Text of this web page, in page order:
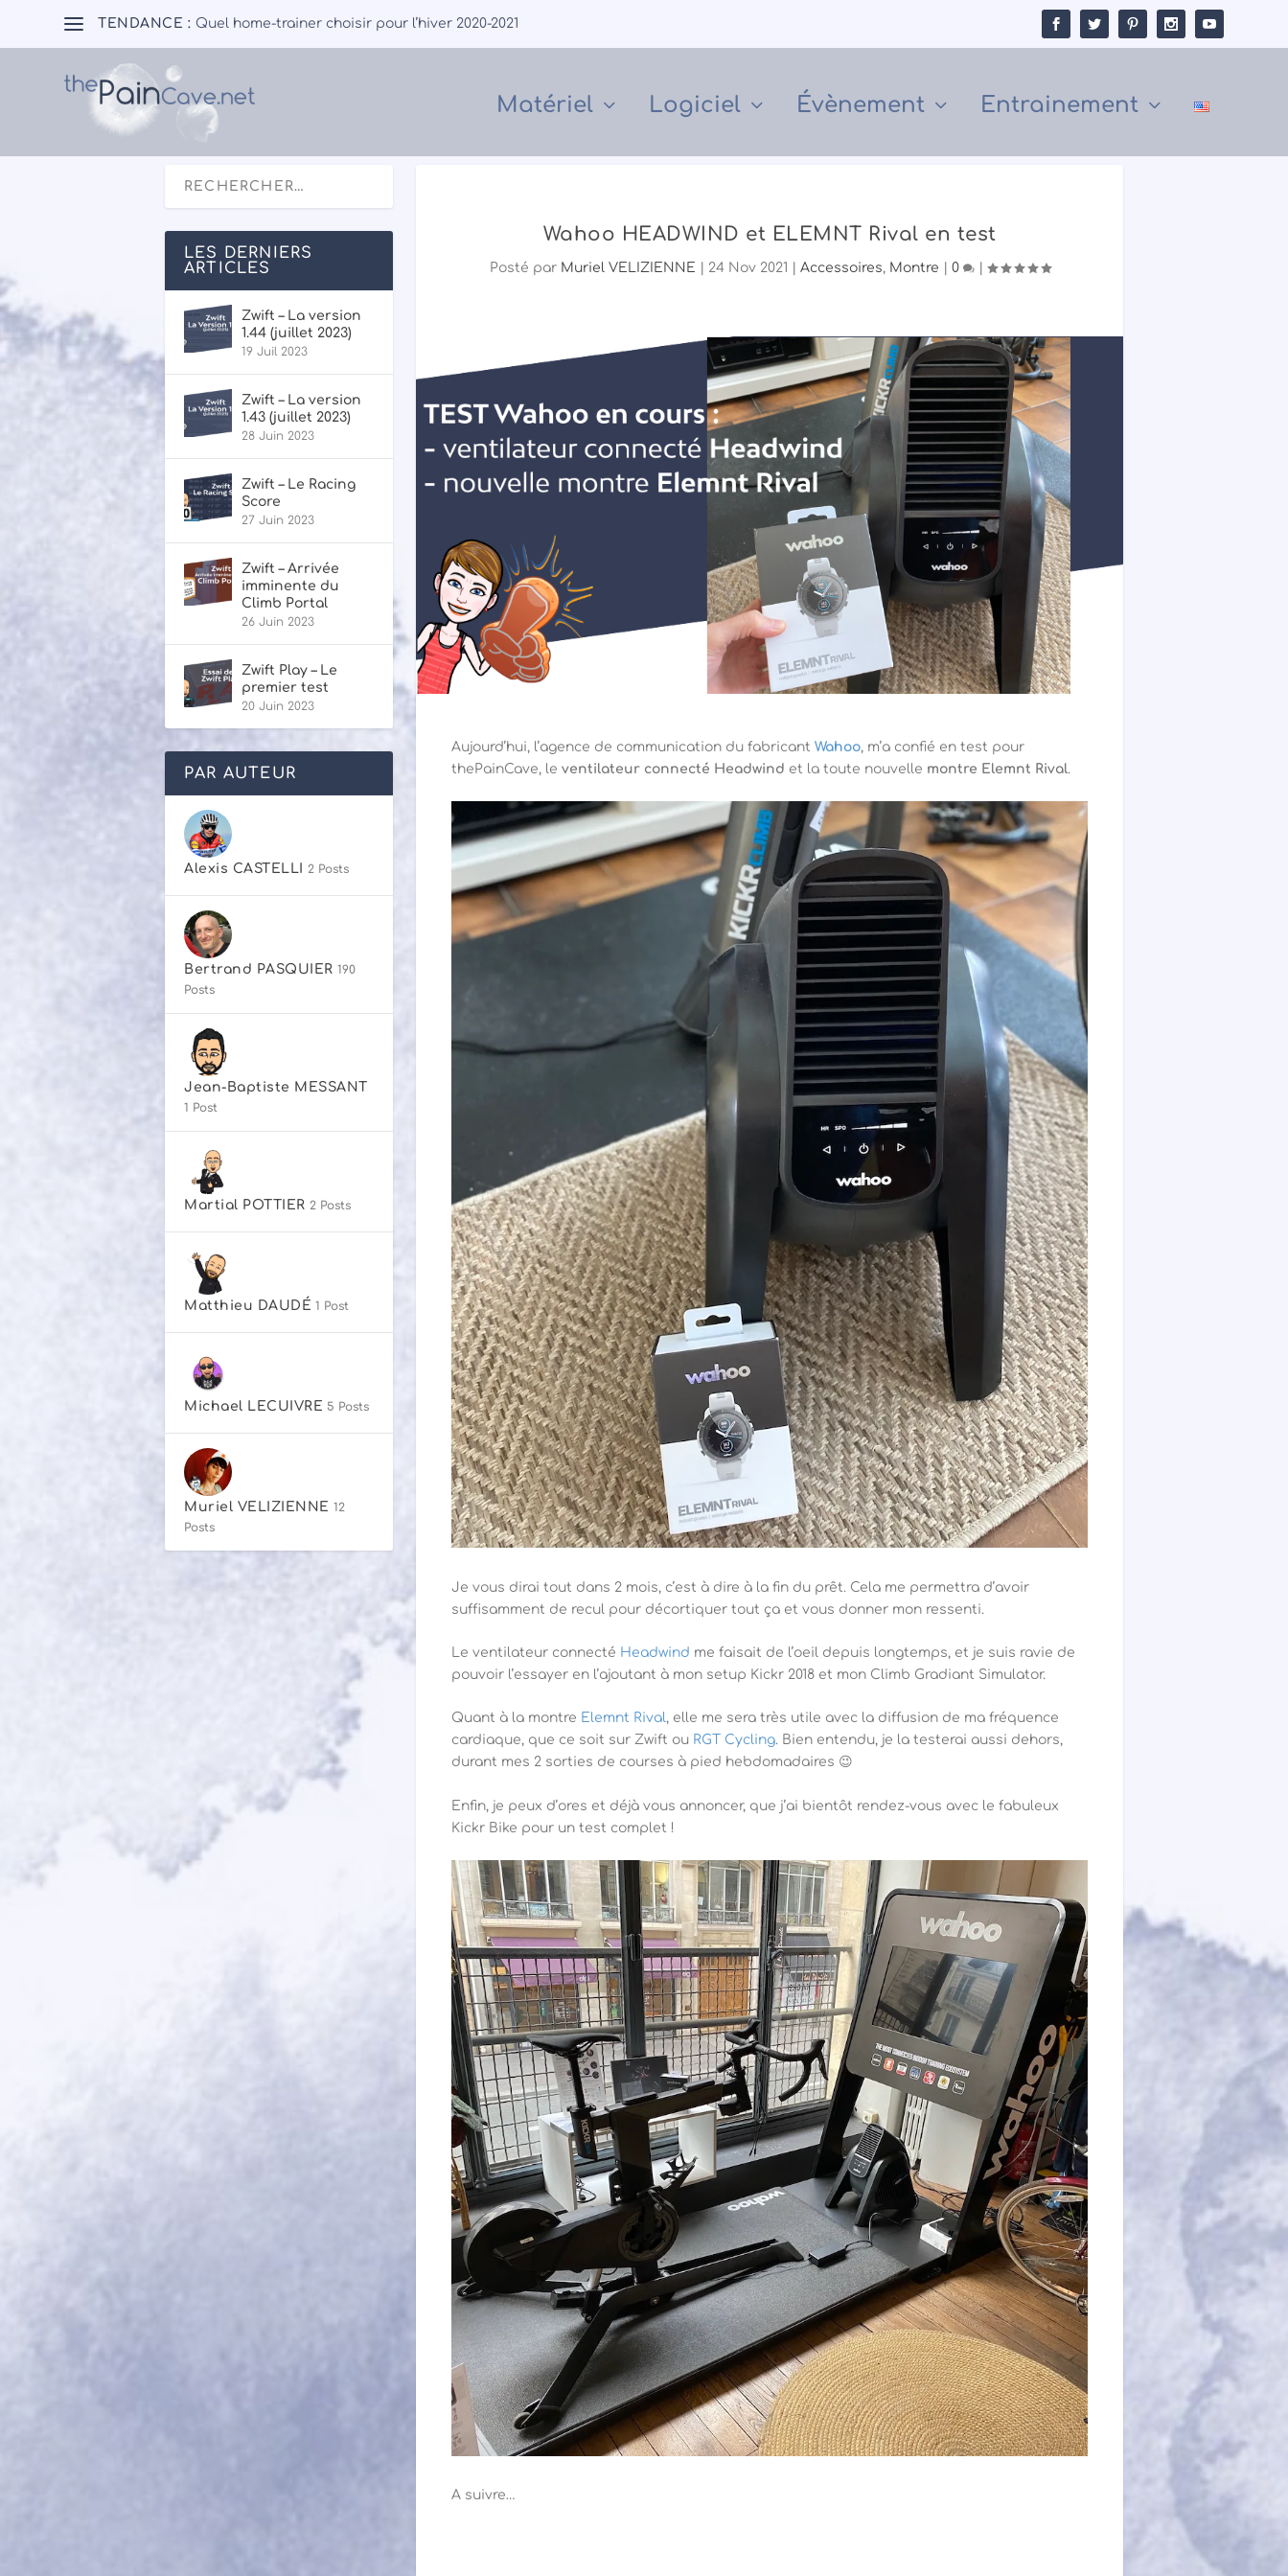
TENDANCE : Quel home-trainer choisir pour l’hiver 2020-2021
Matériel Logiciel Évènement Entrainement
Wahoo HEADWIND et ELEMNT Rival en test
Posté par Muriel VELIZIENNE 24 Nov 2021 Accessoires, Montre 0 |
Aujourd’hui, l’agence de communication du fabricant Wahoo, m’a confié en test pour
thePainCave, le ventilateur connecté Headwind et la toute nouvelle montre Elemnt Rival.
Je vous dirai tout dans 2 mois, c’est à dire à la fin du prêt. Cela me permettra d’avoir
suffisamment de recul pour décortiquer tout ça et vous donner mon ressenti.
Le ventilateur connecté Headwind me faisait de l’oeil depuis longtemps, et je suis ravie de
pouvoir l’essayer en l’ajoutant à mon setup Kickr 2018 et mon Climb Gradiant Simulator.
Quant à la montre Elemnt Rival, elle me sera très utile avec la diffusion de ma fréquence
cardiaque, que ce soit sur Zwift ou RGT Cycling. Bien entendu, je la testerai aussi dehors,
durant mes 2 sorties de courses à pied hebdomadaires 😉
Enfin, je peux d’ores et déjà vous annoncer, que j’ai bientôt rendez-vous avec le fabuleux
Kickr Bike pour un test complet !
A suivre…
LES DERNIERS
ARTICLES
Zwift – La version
1.44 (juillet 2023)
19 Juil 2023
Zwift – La version
1.43 (juillet 2023)
28 Juin 2023
Zwift – Le Racing
Score
27 Juin 2023
Zwift – Arrivée
imminente du
Climb Portal
26 Juin 2023
Zwift Play – Le
premier test
20 Juin 2023
PAR AUTEUR
Alexis CASTELLI 2 Posts
Bertrand PASQUIER 190
Posts
Jean-Baptiste MESSANT
1 Post
Martial POTTIER 2 Posts
Matthieu DAUDÉ 1 Post
Michael LECUIVRE 5 Posts
Muriel VELIZIENNE 12
Posts